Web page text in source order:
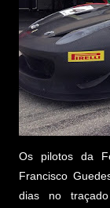
Os pilotos da
Francisco
dias no